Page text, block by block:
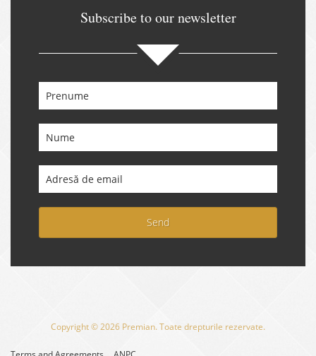
Subscribe to our newsletter
Send
Copyright © 2026 Premian. Toate drepturile rezervate.